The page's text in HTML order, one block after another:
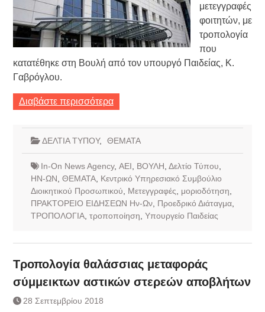
μετεγγραφές
φοιτητών, με
τροπολογία
που
κατατέθηκε στη Βουλή από τον υπουργό Παιδείας, Κ.
Γαβρόγλου.
Διαβάστε περισσότερα
ΔΕΛΤΙΑ ΤΥΠΟΥ, ΘΕΜΑΤΑ
In-On News Agency, ΑΕΙ ΒΟΥΛΗ Δελτίο Τύπου
ΗΝ-ΩΝ ΘΕΜΑΤΑ, Κεντρικό Υπηρεσιακό Συμβούλιο
Διοικητικού Προσωπικού
Μετεγγραφές μοριοδότηση
ΠΡΑΚΤΟΡΕΙΟ ΕΙΔΗΣΕΩΝ Ην-Ων, Προεδρικό Διάταγμα,
ΤΡΟΠΟΛΟΓΙΑ, τροποποίηση Υπουργείο Παιδείας
Τροπολογία θαλάσσιας μεταφοράς
σύμμεικτων αστικών στερεών αποβλήτων
28 Σεπτεμβρίου 2018